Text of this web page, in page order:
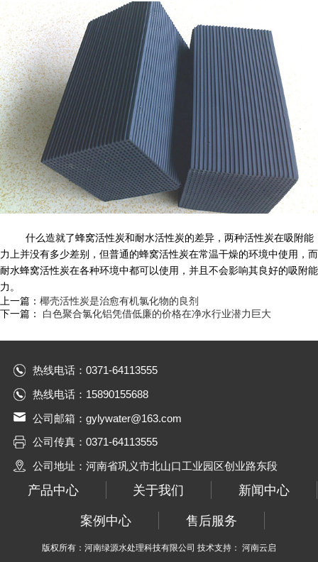
什么造就了蜂窝活性炭和耐水活性炭的差异，两种活性炭在吸附能
力上并没有多少差别，但普通的蜂窝活性炭在常温干燥的环境中使用，而
耐水蜂窝活性炭在各种环境中都可以使用，并且不会影响其良好的吸附能
力。
上一篇： 椰壳活性炭是治愈有机氯化物的良剂
下一篇：
白色聚合氯化铝凭借低廉的价格在净水行业潜力巨大
热线电话：0371-64113555
热线电话：15890155688
公司邮箱：gylywater@163.com
公司传真：0371-64113555
公司地址：河南省巩义市北山口工业园区创业路东段
产品中心 关于我们 新闻中心
案例中心 售后服务
版权所有：河南绿源水处理科技有限公司 技术支持： 河南云启